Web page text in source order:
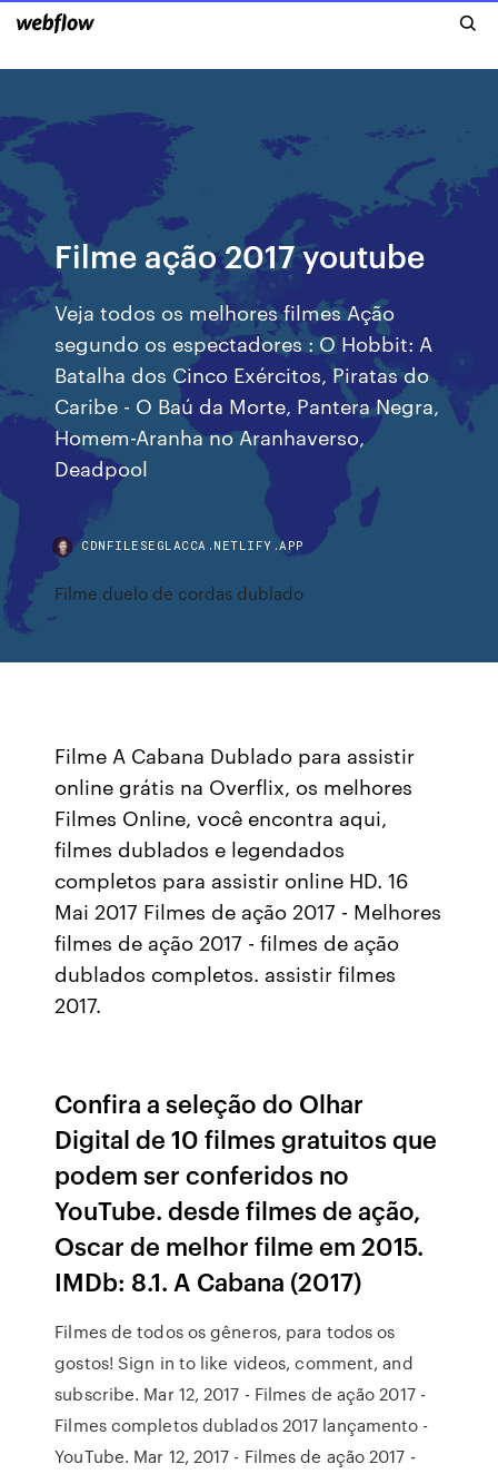
Filme ação 2017 youtube
Veja todos os melhores filmes Ação
segundo os espectadores : O Hobbit: A
Batalha dos Cinco Exércitos, Piratas do
Caribe - O Baú da Morte, Pantera Negra,
Homem-Aranha no Aranhaverso,
Deadpool
CDNFILESEGLACCA.NETLIFY.APP
Filme duelo de cordas dublado
Filme A Cabana Dublado para assistir
online grátis na Overflix, os melhores
Filmes Online, você encontra aqui,
filmes dublados e legendados
completos para assistir online HD. 16
Mai 2017 Filmes de ação 2017 - Melhores
filmes de ação 2017 - filmes de ação
dublados completos. assistir filmes
2017.
Confira a seleção do Olhar
Digital de 10 filmes gratuitos que
podem ser conferidos no
YouTube. desde filmes de ação,
Oscar de melhor filme em 2015.
IMDb: 8.1. A Cabana (2017)
Filmes de todos os gêneros, para todos os
gostos! Sign in to like videos, comment, and
subscribe. Mar 12, 2017 - Filmes de ação 2017 -
Filmes completos dublados 2017 lançamento -
YouTube. Mar 12, 2017 - Filmes de ação 2017 -